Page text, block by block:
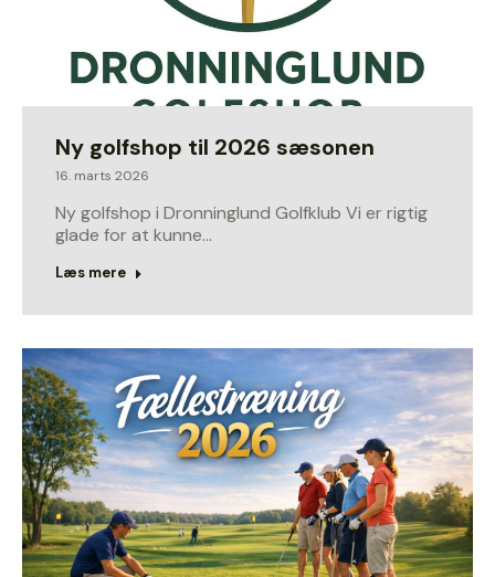
Ny golfshop til 2026 sæsonen
16. marts 2026
Ny golfshop i Dronninglund Golfklub Vi er rigtig
glade for at kunne…
Læs mere